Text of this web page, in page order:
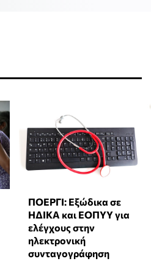
ΠΟΕΡΓΙ: Εξώδικα σε
ΗΔΙΚΑ και ΕΟΠΥΥ για
ελέγχους στην
ηλεκτρονική
συνταγογράφηση